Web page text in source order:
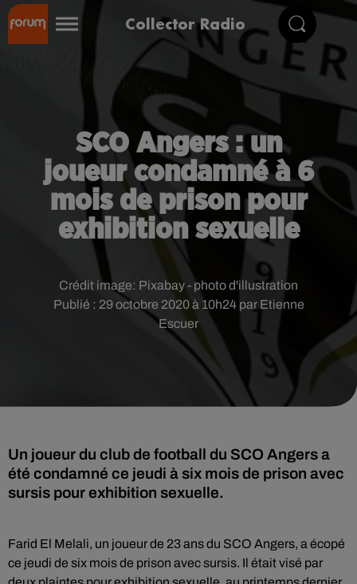
Collector Radio
SCO Angers : un
joueur condamné à 6
mois de prison pour
exhibition sexuelle
Publié : 29 octobre 2020 à 10h24 par Etienne
Escuer
Crédit image: Pixabay - photo d'illustration
Un joueur du club de football du SCO Angers a
été condamné ce jeudi à six mois de prison avec
sursis pour exhibition sexuelle.
Farid El Melali, un joueur de 23 ans du SCO Angers, a écopé
ce jeudi de six mois de prison avec sursis. Il était visé par